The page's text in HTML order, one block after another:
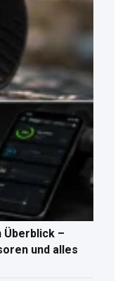
Überblick –
und alles